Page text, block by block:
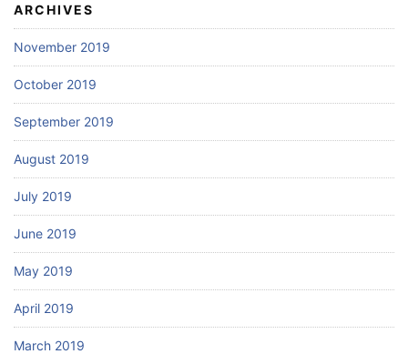
ARCHIVES
November 2019
October 2019
September 2019
August 2019
July 2019
June 2019
May 2019
April 2019
March 2019